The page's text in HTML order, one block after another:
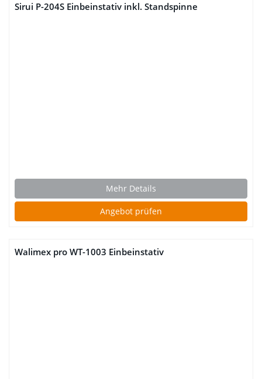
Sirui P-204S Einbeinstativ inkl. Standspinne
Mehr Details
Angebot prüfen
Walimex pro WT-1003 Einbeinstativ